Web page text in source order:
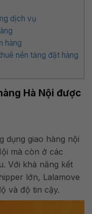
dịch vụ
hàng
nền tảng đặt hàng
Hà Nội được
dụng giao hàng nội
mà còn ở các
Với khả năng kết
lớn, Lalamove
và độ tin cậy.